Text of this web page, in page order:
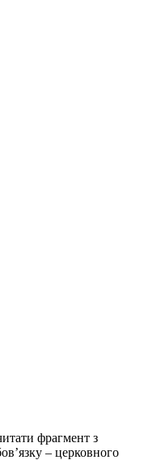
фрагмент з
– церковного